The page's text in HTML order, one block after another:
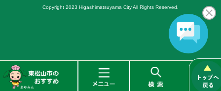
松
Copyright 2023 Higashimatsuyama City All Rights Reserved.